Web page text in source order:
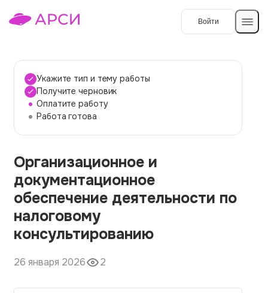
Войти
Темы работ
О сервисе
О компании
Наши гарантии
Порядок оплаты
Вопросы и ответы
Отзывы
Контакты
Укажите тип и тему работы
Получите черновик
Оплатите работу
Работа готова
Организационное и
документационное
обеспечение деятельности по
налоговому
консультированию
26 января 2026 2